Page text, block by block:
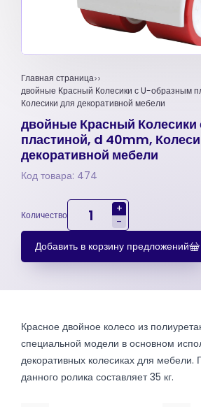
Главная страница
двойные Красный Колесики с U-образным
Колесики для декоративной мебели
двойные Красный
пластиной, d 40mm,
декоративной мебели
Код товара: 474
Количество
+
-
Добавить в корзину предложений
Красное двойное колесо из
специальной модели в основном
декоративных колесиках для мебели.
данного ролика составляет 35 кг.